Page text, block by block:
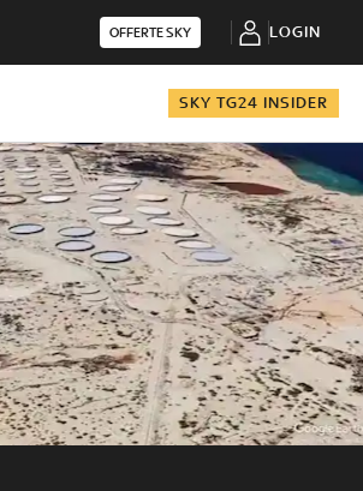
OFFERTE SKY LOGIN
SKY TG24 INSIDER